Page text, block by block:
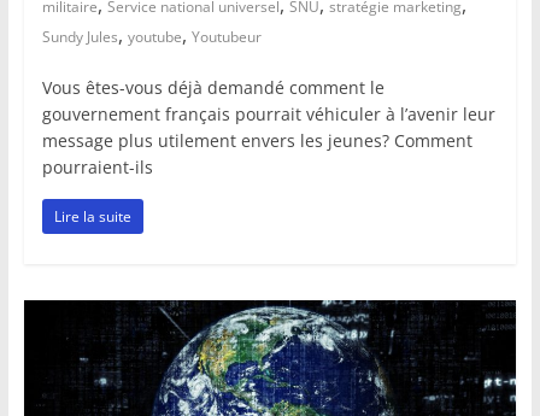
militaire, Service national universel, SNU, stratégie marketing,
Sundy Jules, youtube, Youtubeur
Vous êtes-vous déjà demandé comment le
gouvernement français pourrait véhiculer à l’avenir leur
message plus utilement envers les jeunes? Comment
pourraient-ils
Lire la suite